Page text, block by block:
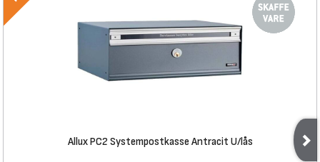
Allux PC2 Systempostkasse Antracit U/lås